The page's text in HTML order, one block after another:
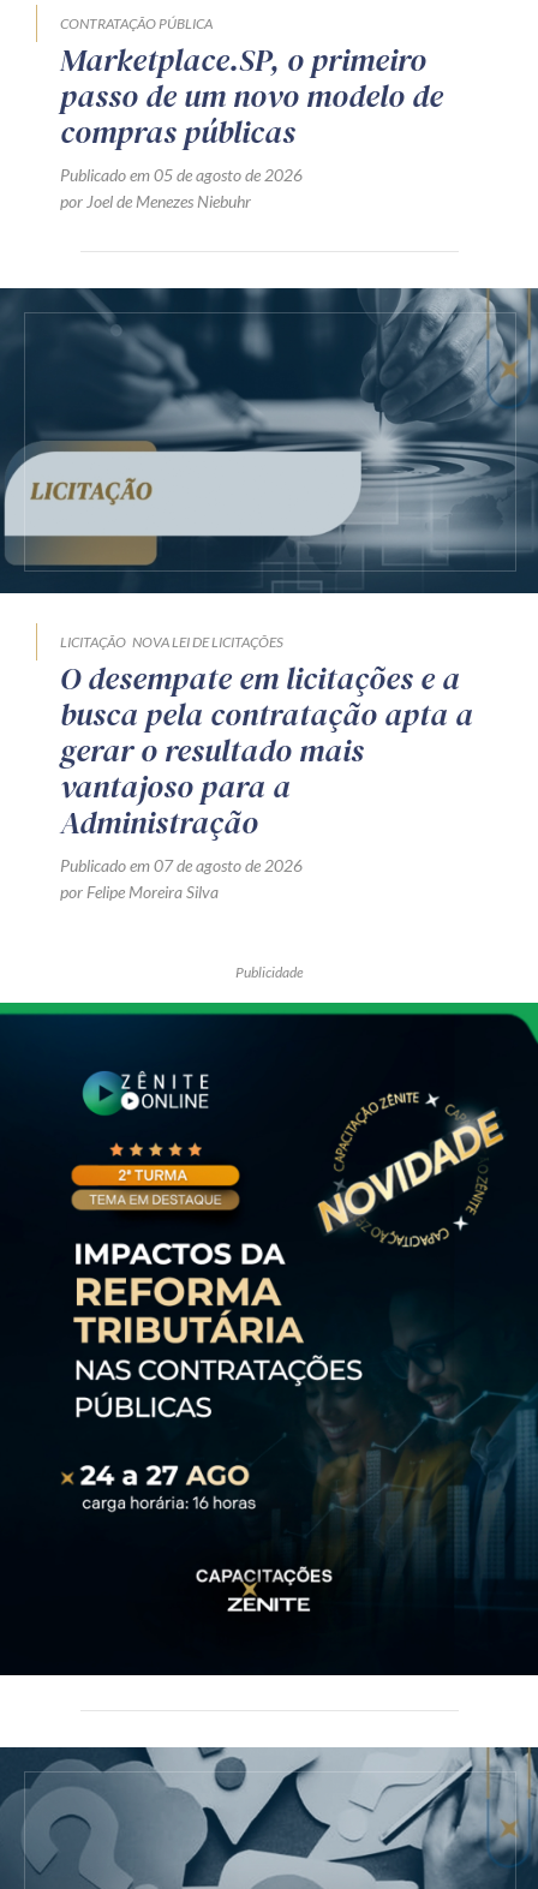
CONTRATAÇÃO PÚBLICA
Marketplace.SP, o primeiro
passo de um novo modelo de
compras públicas
Publicado em 05 de agosto de 2026
por Joel de Menezes Niebuhr
LICITAÇÃO NOVA LEI DE LICITAÇÕES
O desempate em licitações e a
busca pela contratação apta a
gerar o resultado mais
vantajoso para a
Administração
Publicado em 07 de agosto de 2026
por Felipe Moreira Silva
Publicidade